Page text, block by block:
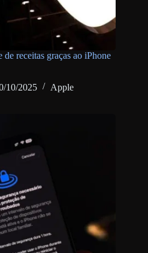
receitas graças ao iPhone
10/2025 Apple